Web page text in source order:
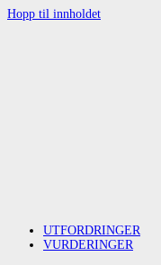
Hopp til innholdet
UTFORDRINGER
VURDERINGER